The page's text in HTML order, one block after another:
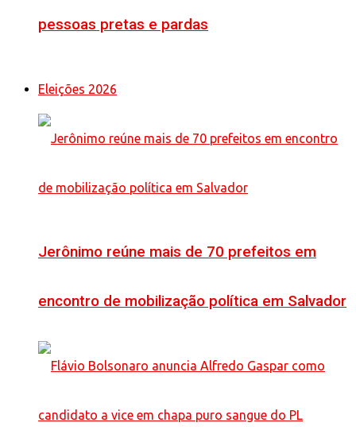
pessoas pretas e pardas
Eleições 2026
Jerônimo reúne mais de 70 prefeitos em
encontro de mobilização política em Salvador